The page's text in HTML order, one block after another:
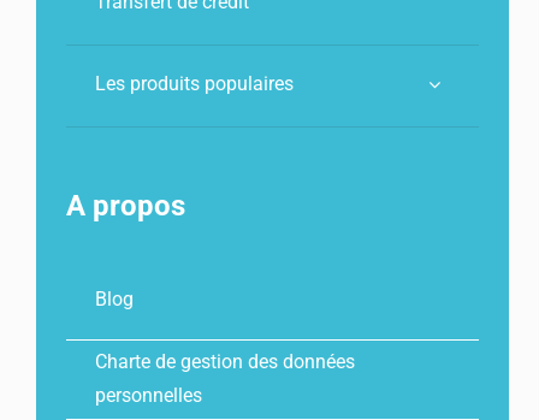
Les produits populaires
A propos
Blog
Charte de gestion des données
personnelles